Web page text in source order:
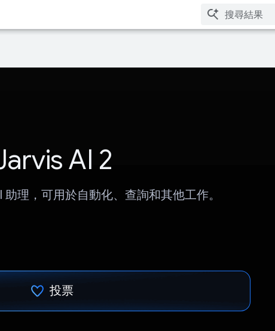
AI 2
理，可用於自動化、查詢和其他工作。
投票